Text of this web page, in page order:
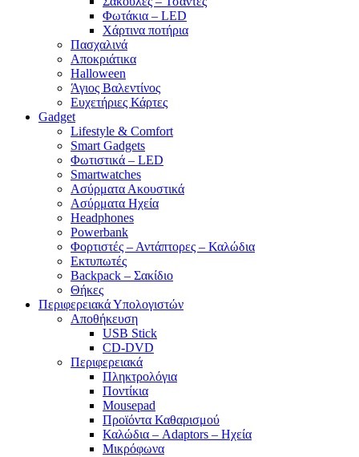
Φωτάκια – LED
Χάρτινα ποτήρια
Πασχαλινά
Αποκριάτικα
Halloween
Άγιος Βαλεντίνος
Ευχετήριες Κάρτες
Gadget
Lifestyle & Comfort
Smart Gadgets
Φωτιστικά – LED
Smartwatches
Ασύρματα Ακουστικά
Ασύρματα Ηχεία
Headphones
Powerbank
Φορτιστές – Αντάπτορες – Καλώδια
Εκτυπωτές
Backpack – Σακίδιο
Θήκες
Περιφερειακά Υπολογιστών
Αποθήκευση
USB Stick
CD-DVD
Περιφερειακά
Πληκτρολόγια
Ποντίκια
Mousepad
Προϊόντα Καθαρισμού
Καλώδια – Adaptors – Ηχεία
Μικρόφωνα